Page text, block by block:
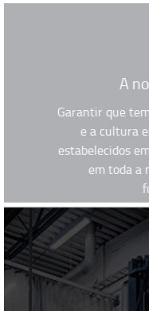
A
Garantir que
e a cultura
estabelecidos
em toda a
A nossa